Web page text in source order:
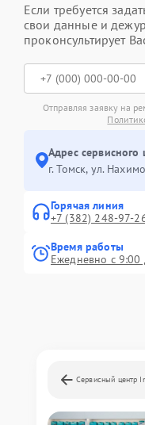
Если требуется
свои данные и
проконсультирует
Отправляя заявку на
Адрес
г. Томск, ул.
Горячая линия
+7 (382) 248-97-
Время работы
Ежедневно с 9:00
Сервисный центр